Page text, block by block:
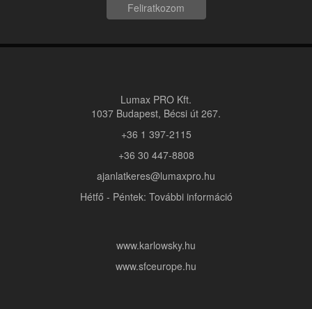
Feliratkozom
Lumax PRO Kft.
1037 Budapest, Bécsi út 267.
+36 1 397-2115
+36 30 447-8808
ajanlatkeres@lumaxpro.hu
Hétfő - Péntek: További információ
www.karlowsky.hu
www.sfceurope.hu